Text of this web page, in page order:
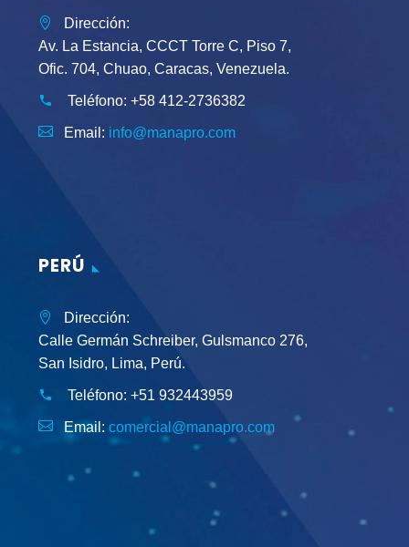
Dirección:
Av. La Estancia, CCCT Torre C, Piso 7,
Ofic. 704, Chuao, Caracas, Venezuela.
Teléfono: +58 412-2736382
Email: info@manapro.com
PERÚ
Dirección:
Calle Germán Schreiber, Gulsmanco 276,
San Isidro, Lima, Perú.
Teléfono: +51 932443959
Email: comercial@manapro.com